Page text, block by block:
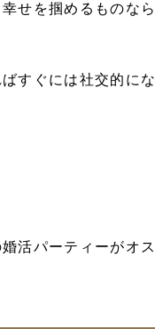
せを掴めるものなら
すぐには社交的にな
活パーティーがオス